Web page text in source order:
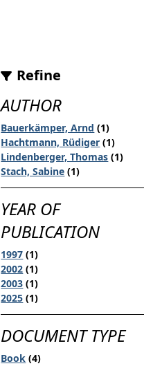
Refine
AUTHOR
Bauerkämper, Arnd (1)
Hachtmann, Rüdiger (1)
Lindenberger, Thomas (1)
Stach, Sabine (1)
YEAR OF
PUBLICATION
1997 (1)
2002 (1)
2003 (1)
2025 (1)
DOCUMENT TYPE
Book (4)